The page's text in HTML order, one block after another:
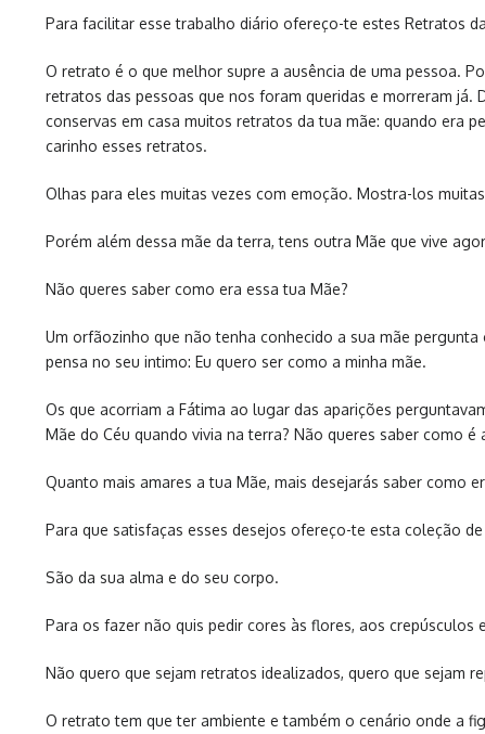
Para facilitar esse trabalho diário ofereço-te estes Retratos
O retrato é o que melhor supre a ausência de uma pessoa.
retratos das pessoas que nos foram queridas e morreram
conservas em casa muitos retratos da tua mãe: quando era
carinho esses retratos.
Olhas para eles muitas vezes com emoção. Mostra-los
Porém além dessa mãe da terra, tens outra Mãe que vive
Não queres saber como era essa tua Mãe?
Um orfãozinho que não tenha conhecido a sua mãe
pensa no seu intimo: Eu quero ser como a minha mãe.
Os que acorriam a Fátima ao lugar das aparições
Mãe do Céu quando vivia na terra? Não queres saber como
Quanto mais amares a tua Mãe, mais desejarás saber como
Para que satisfaças esses desejos ofereço-te esta coleção
São da sua alma e do seu corpo.
Para os fazer não quis pedir cores às flores, aos crepúsculos
Não quero que sejam retratos idealizados, quero que sejam
O retrato tem que ter ambiente e também o cenário onde a